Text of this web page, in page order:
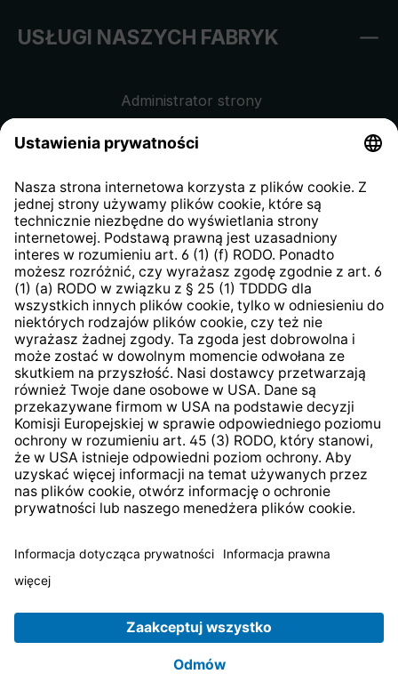
USŁUGI NASZYCH FABRYK
Administrator strony
kontrahentów
Klauzula informacyjna strony
internetowej
Strategia podatkowa
System zgłaszania nieprawidłowości
* Wszystkie ceny zawierają podatek VAT pluskoszty
inaczej.
TechniSat jest firmą należącą do FundacjiLEPPER Stiftung
e.S..